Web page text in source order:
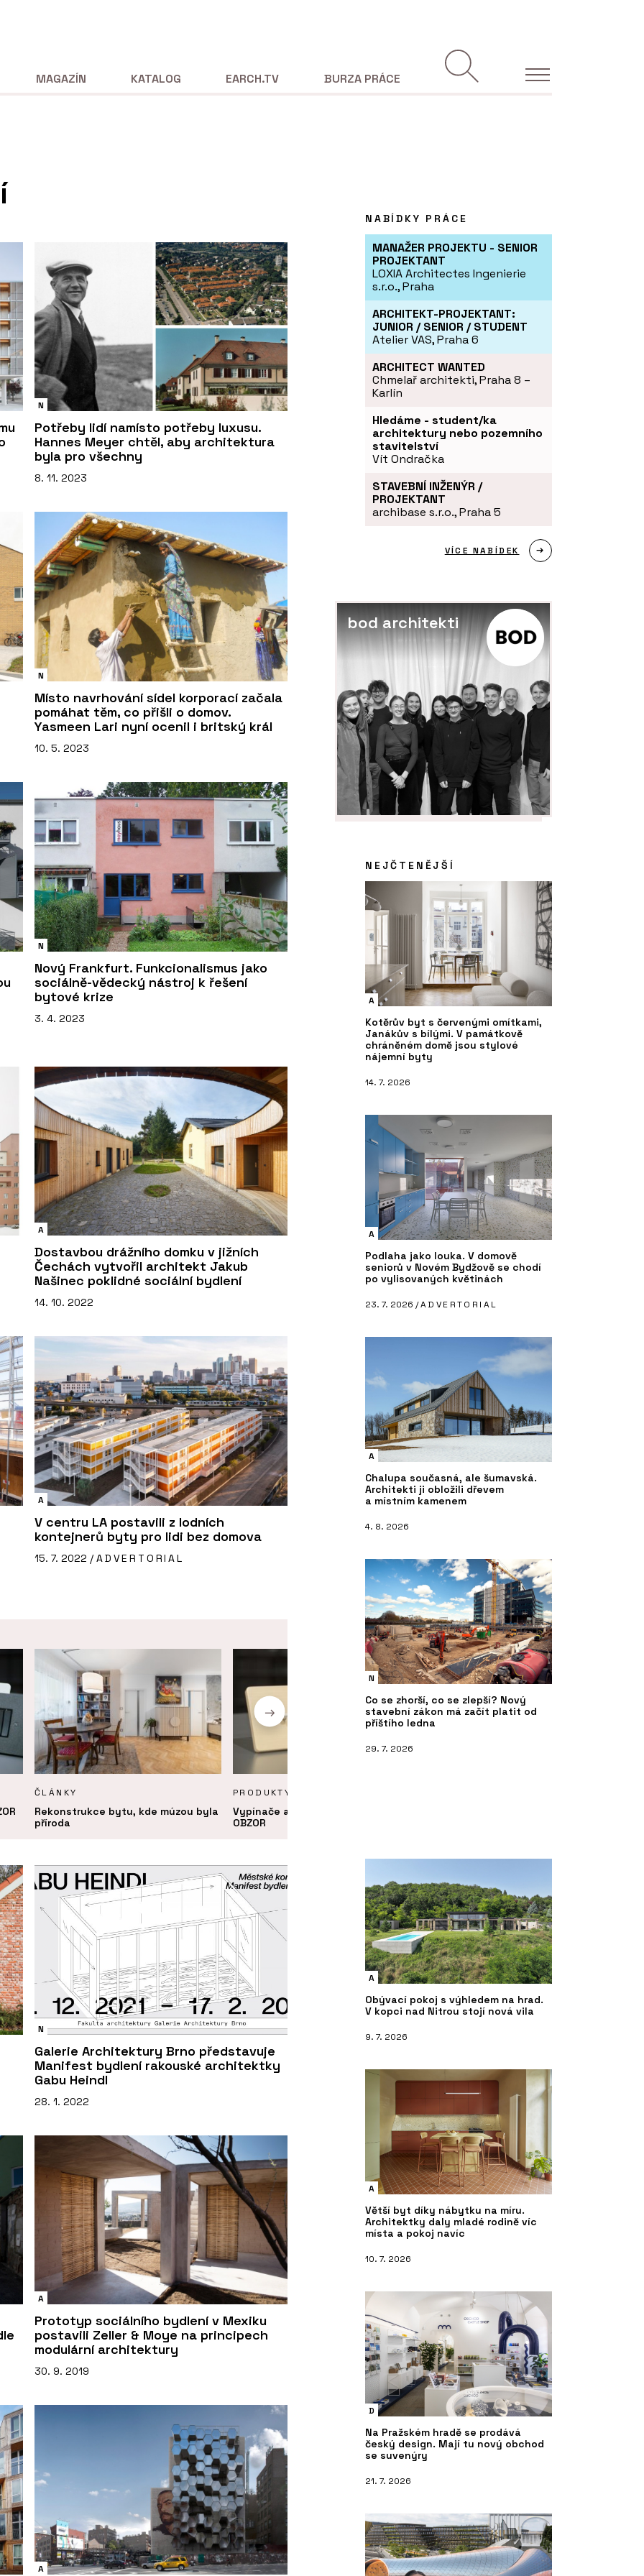
MAGAZÍN KATALOG EARCH.TV BURZA PRÁCE
N
Potřeby lidí namísto potřeby luxusu.
Hannes Meyer chtěl, aby architektura
byla pro všechny
8. 11. 2023
N
Místo navrhování sídel korporací začala
pomáhat těm, co přišli o domov.
Yasmeen Lari nyní ocenil i britský král
10. 5. 2023
N
Nový Frankfurt. Funkcionalismus jako
sociálně-vědecký nástroj k řešení
bytové krize
3. 4. 2023
A
Dostavbou drážního domku v jižních
Čechách vytvořil architekt Jakub
Našinec poklidné sociální bydlení
14. 10. 2022
A
V centru LA postavili z lodních
kontejnerů byty pro lidi bez domova
15. 7. 2022 / ADVERTORIAL
ČLÁNKY
Rekonstrukce bytu, kde múzou byla
příroda
PRODUKTY
Vypínače a zásuvky NEXA QUADRO -
OBZOR
N
Galerie Architektury Brno představuje
Manifest bydlení rakouské architektky
Gabu Heindl
28. 1. 2022
A
Prototyp sociálního bydlení v Mexiku
postavili Zeller & Moye na principech
modulární architektury
30. 9. 2019
A
NABÍDKY PRÁCE
MANAŽER PROJEKTU - SENIOR
PROJEKTANT
LOXIA Architectes Ingenierie
s.r.o., Praha
ARCHITEKT-PROJEKTANT:
JUNIOR / SENIOR / STUDENT
Atelier VAS, Praha 6
ARCHITECT WANTED
Chmelař architekti, Praha 8 –
Karlín
Hledáme - student/ka
architektury nebo pozemního
stavitelství
Vít Ondračka
STAVEBNÍ INŽENÝR /
PROJEKTANT
archibase s.r.o., Praha 5
VÍCE NABÍDEK
bod architekti
NEJČTENĚJŠÍ
A
Kotěrův byt s červenými omítkami,
Janákův s bílými. V památkově
chráněném domě jsou stylové
nájemní byty
14. 7. 2026
A
Podlaha jako louka. V domově
seniorů v Novém Bydžově se chodí
po vylisovaných květinách
23. 7. 2026 /ADVERTORIAL
A
Chalupa současná, ale šumavská.
Architekti ji obložili dřevem
a místním kamenem
4. 8. 2026
N
Co se zhorší, co se zlepší? Nový
stavební zákon má začít platit od
příštího ledna
29. 7. 2026
A
Obývací pokoj s výhledem na hrad.
V kopci nad Nitrou stojí nová vila
9. 7. 2026
A
Větší byt díky nábytku na míru.
Architektky daly mladé rodině víc
místa a pokoj navíc
10. 7. 2026
D
Na Pražském hradě se prodává
český design. Mají tu nový obchod
se suvenýry
21. 7. 2026